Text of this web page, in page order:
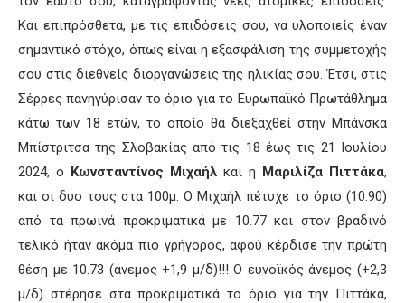
Και επιπρόσθετα, με τις επιδόσεις σου, να υλοποιείς έναν
σημαντικό στόχο, όπως είναι η εξασφάλιση της συμμετοχής
σου στις διεθνείς διοργανώσεις της ηλικίας σου. Έτσι, στις
Σέρρες πανηγύρισαν το όριο για το Ευρωπαϊκό Πρωτάθλημα
κάτω των 18 ετών, το οποίο θα διεξαχθεί στην Μπάνσκα
Μπίστριτσα της Σλοβακίας από τις 18 έως τις 21 Ιουλίου
2024, ο Κωνσταντίνος Μιχαήλ και η Μαριλίζα Πιττάκα,
και οι δυο τους στα 100μ. Ο Μιχαήλ πέτυχε το όριο (10.90)
από τα πρωινά προκριματικά με 10.77 και στον βραδινό
τελικό ήταν ακόμα πιο γρήγορος, αφού κέρδισε την πρώτη
θέση με 10.73 (άνεμος +1,9 μ/δ)!!! Ο ευνοϊκός άνεμος (+2,3
μ/δ) στέρησε στα προκριματικά το όριο για την Πιττάκα,